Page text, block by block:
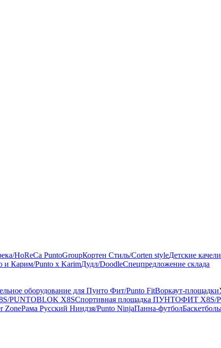
HoReCa PuntoGroupКортен Стиль/Corten styleДетские качели
и Карим/Punto x KarimДудл/DoodleСпецпредложение склада
оборудование для Пунто Фит/Punto FitВоркаут-площадки
PUNTOBLOK X8SСпортивная площадка ПУНТОФИТ X8S/
ZoneРама Русский Ниндзя/Punto NinjaПанна-футбол